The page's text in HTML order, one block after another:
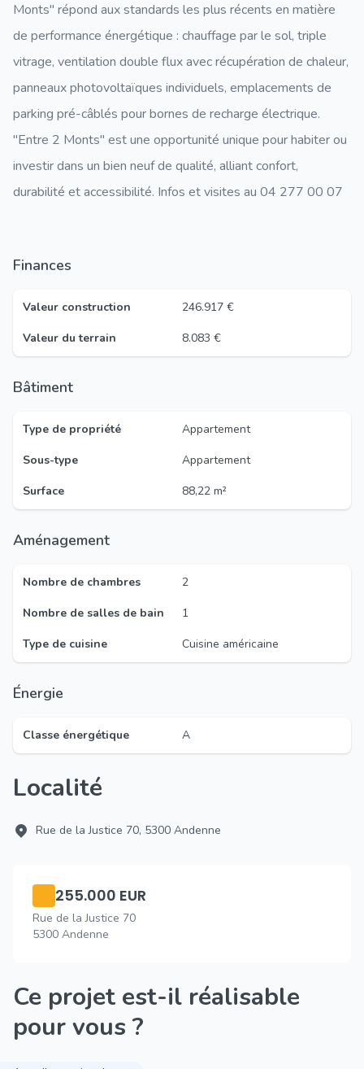
Monts" répond aux standards les plus récents en matière
de performance énergétique : chauffage par le sol, triple
vitrage, ventilation double flux avec récupération de chaleur,
panneaux photovoltaïques individuels, emplacements de
parking pré-câblés pour bornes de recharge électrique.
"Entre 2 Monts" est une opportunité unique pour habiter ou
investir dans un bien neuf de qualité, alliant confort,
durabilité et accessibilité. Infos et visites au 04 277 00 07
Finances
Valeur construction
246.917 €
Valeur du terrain
8.083 €
Bâtiment
Type de propriété
Appartement
Sous-type
Appartement
Surface
88,22 m²
Aménagement
Nombre de chambres
2
Nombre de salles de bain
1
Type de cuisine
Cuisine américaine
Énergie
Classe énergétique A
Localité
Rue de la Justice 70, 5300 Andenne
255.000 EUR
Rue de la Justice 70
5300 Andenne
Ce projet est-il réalisable
pour vous ?